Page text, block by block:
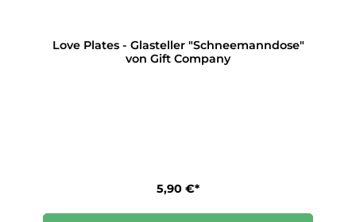
Love Plates - Glasteller "Schneemanndose"
von Gift Company
5,90 €*